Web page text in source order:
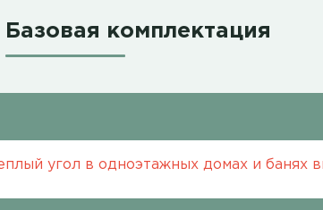
Базовая комплектация
угол в одноэтажных домах и банях